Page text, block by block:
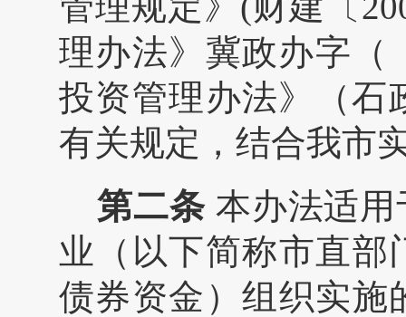
理办法》 冀政办字（
投资管理办法》（石
有关规定，结合我市
第二条 本办法适
业（以下简称市直部
债券资金）组织实施